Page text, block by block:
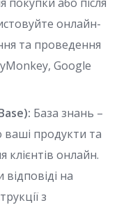
онлайн-
та проведення
Google
База знань –
ваші продукти та
клієнтів онлайн.
на
з